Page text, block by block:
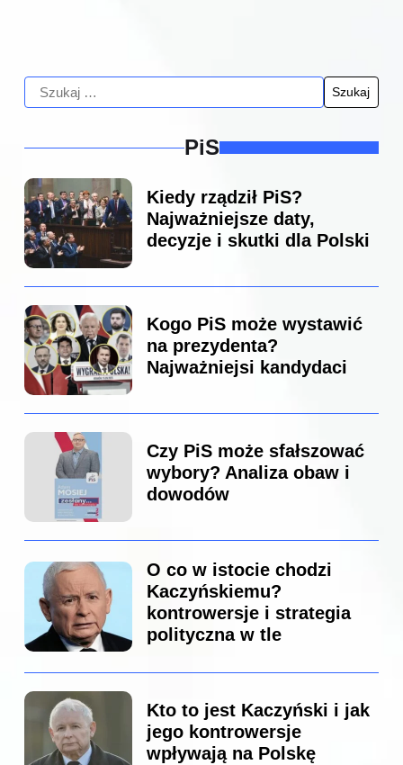
PiS
Kiedy rządził PiS?
Najważniejsze daty,
decyzje i skutki dla Polski
Kogo PiS może wystawić
na prezydenta?
Najważniejsi kandydaci
Czy PiS może sfałszować
wybory? Analiza obaw i
dowodów
O co w istocie chodzi
Kaczyńskiemu?
kontrowersje i strategia
polityczna w tle
Kto to jest Kaczyński i jak
jego kontrowersje
wpływają na Polskę